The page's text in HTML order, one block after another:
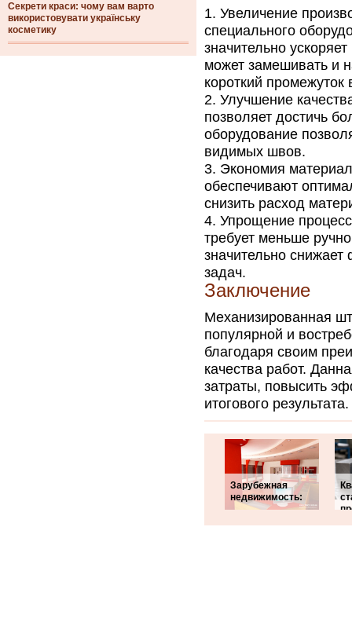
Секрети краси: чому вам варто
використовувати українську
косметику
Увеличение
специального
значительно
может замешивать и
короткий промежуток
Улучшение
позволяет достичь
оборудование
видимых швов.
Экономия
обеспечивают
снизить расход
Упрощение
требует меньше
значительно
задач.
Заключение
Механизированная
популярной и
благодаря своим
качества работ.
затраты, повысить
итогового результата.
Зарубежная
недвижимость: